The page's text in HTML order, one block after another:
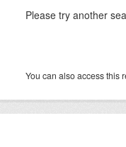
Please try another
You can also access this